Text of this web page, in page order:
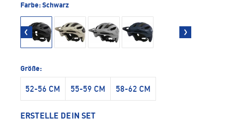
Farbe: Schwarz
Größe:
52-56 CM 55-59 CM 58-62 CM
ERSTELLE DEIN SET